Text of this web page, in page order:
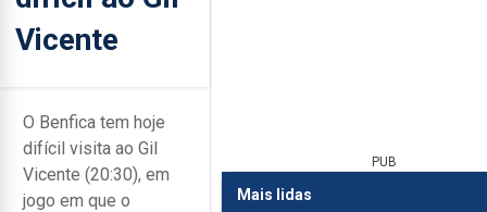
Vicente
O Benfica tem hoje
difícil visita ao Gil
Vicente (20:30), em
jogo em que o
PUB
Mais lidas